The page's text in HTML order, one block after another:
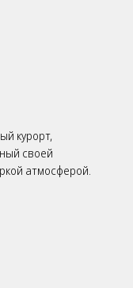
курорт,
своей
атмосферой.